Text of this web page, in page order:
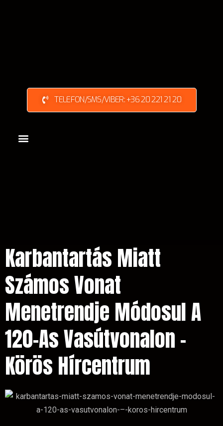
TELEFON/SMS/VIBER: +36 20 221 21 20
Karbantartás Miatt
Számos Vonat
Menetrendje Módosul A
120-As Vasútvonalon –
Körös Hírcentrum